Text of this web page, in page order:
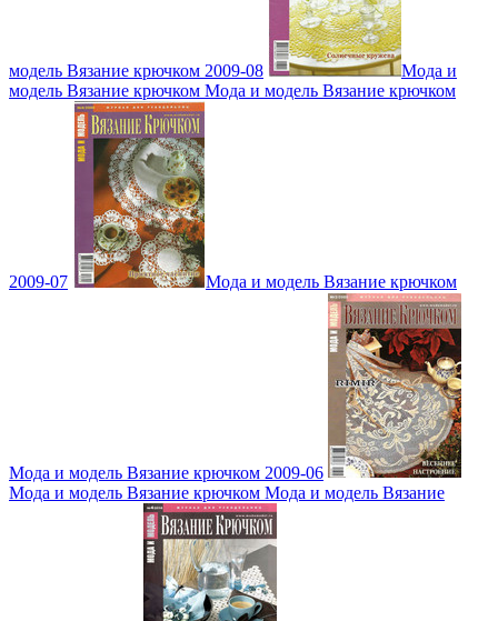
модель Вязание крючком 2009-08
Мода и
модель Вязание крючком Мода и модель Вязание крючком
2009-07 Мода и модель Вязание крючком
Мода и модель Вязание крючком 2009-06
Мода и модель Вязание крючком Мода и модель Вязание